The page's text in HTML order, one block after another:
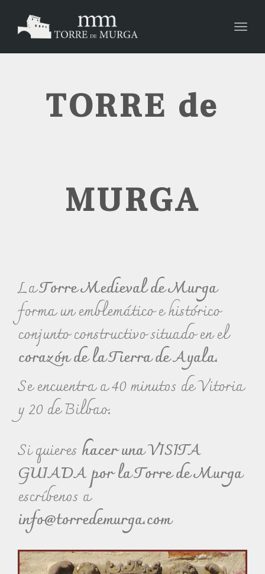
TORRE de
MURGA
LaTorre Medieval de Murga
forma un emblemático e histórico
conjunto constructivo situado en el
corazón de la Tierra de Ayala.
Se encuentra a 40 minutos de Vitoria
y 20 de Bilbao.
Si quieres hacer una VISITA
GUIADA por la Torre de Murga
escríbenos a
info@torredemurga.com